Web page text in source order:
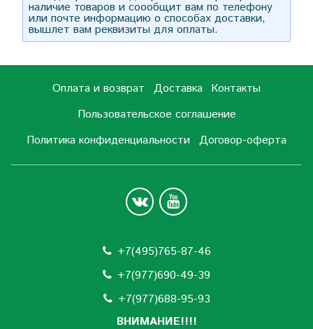
наличие товаров и соообщит вам по телефону
или почте информацию о способах доставки,
вышлет вам реквизиты для оплаты.
Оплата и возврат Доставка Контакты
Пользовательское соглашение
Политика конфиденциальности Договор-оферта
+7(495)765-87-46
+7(977)690-49-39
+7(977)688-95-93
ВНИМАНИЕ!!!!